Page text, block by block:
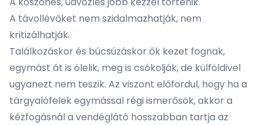
A távollévőket nem szidalmazhatják, nem
kritizálhatják.
Találkozáskor és búcsúzáskor ők kezet fognak,
egymást át is ölelik, meg is csókolják, de külföldivel
ugyanezt nem teszik. Az viszont előfordul, hogy ha a
tárgyalófelek egymással régi ismerősök, akkor a
kézfogásnál a vendéglátó hosszabban tartja az